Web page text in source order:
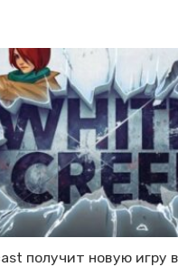
получит новую игру